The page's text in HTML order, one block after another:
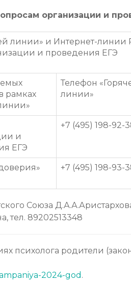
организации и
линии» и Интернет-линии
и проведения ЕГЭ
рамках
Телефон
линии»
и
ЕГЭ
+7 (495) 198-92-
+7 (495) 198-93-
Союза
тел. 89202513348
психолога родители
2024-god .